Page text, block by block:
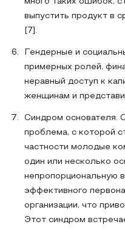
много таких ошибок,
выпустить продукт в
[7].
Гендерные и
примерных ролей,
неравный доступ к
женщинам и
Синдром основателя.
проблема, с которой
частности молодые
один или несколько
непропорциональную
эффективного
организации, что
Этот синдром